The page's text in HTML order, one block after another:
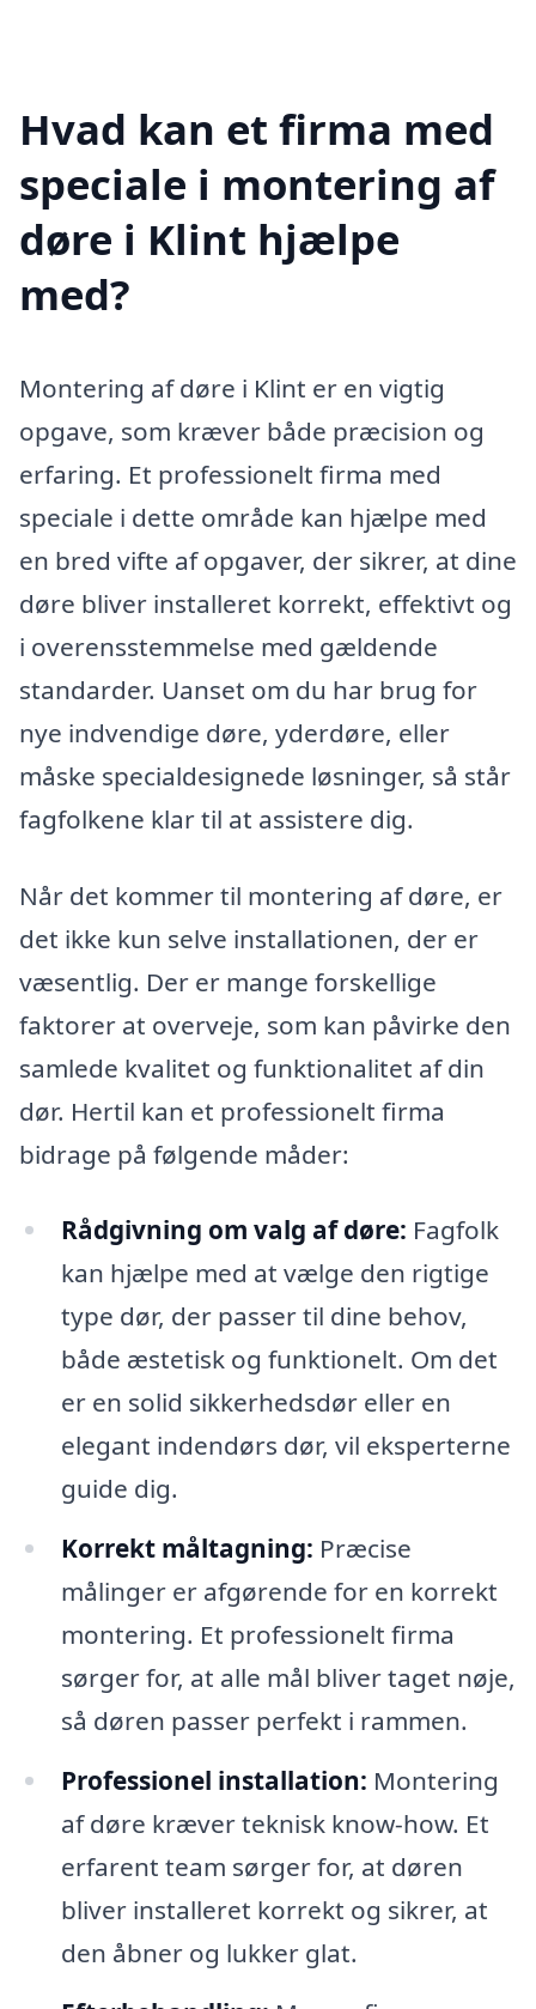
Hvad kan et firma med
speciale i montering af
døre i Klint hjælpe
med?
Montering af døre i Klint er en vigtig
opgave, som kræver både præcision og
erfaring. Et professionelt firma med
speciale i dette område kan hjælpe med
en bred vifte af opgaver, der sikrer, at dine
døre bliver installeret korrekt, effektivt og
i overensstemmelse med gældende
standarder. Uanset om du har brug for
nye indvendige døre, yderdøre, eller
måske specialdesignede løsninger, så står
fagfolkene klar til at assistere dig.
Når det kommer til montering af døre, er
det ikke kun selve installationen, der er
væsentlig. Der er mange forskellige
faktorer at overveje, som kan påvirke den
samlede kvalitet og funktionalitet af din
dør. Hertil kan et professionelt firma
bidrage på følgende måder:
Rådgivning om valg af døre: Fagfolk
kan hjælpe med at vælge den rigtige
type dør, der passer til dine behov,
både æstetisk og funktionelt. Om det
er en solid sikkerhedsdør eller en
elegant indendørs dør, vil eksperterne
guide dig.
Korrekt måltagning: Præcise
målinger er afgørende for en korrekt
montering. Et professionelt firma
sørger for, at alle mål bliver taget nøje,
så døren passer perfekt i rammen.
Professionel installation: Montering
af døre kræver teknisk know-how. Et
erfarent team sørger for, at døren
bliver installeret korrekt og sikrer, at
den åbner og lukker glat.